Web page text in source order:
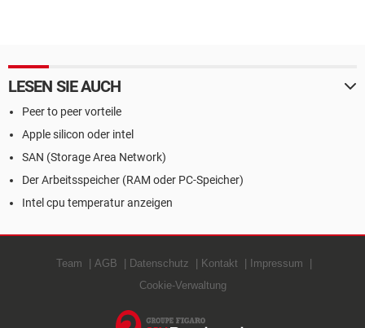
LESEN SIE AUCH
Peer to peer vorteile
Apple silicon oder intel
SAN (Storage Area Network)
Der Arbeitsspeicher (RAM oder PC-Speicher)
Intel cpu temperatur anzeigen
Team AGB Datenschutz Kontakt
Impressum
Cookie-Verwaltung